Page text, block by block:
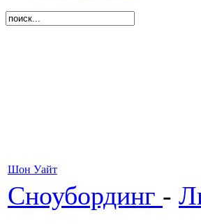
Шон Уайт
Сноубординг -